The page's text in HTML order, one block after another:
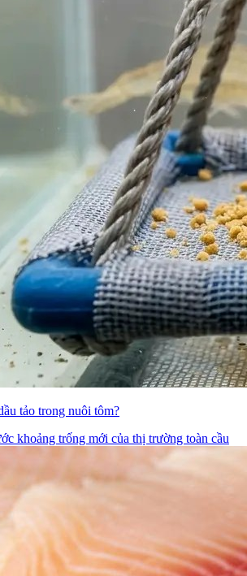
tảo trong nuôi tôm?
khoảng trống mới của thị trường toàn cầu